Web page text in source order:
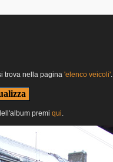
trova nella pagina 'elenco veicoli'.
premi qui.